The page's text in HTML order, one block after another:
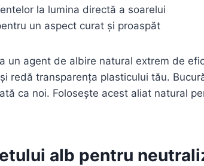
la lumina directă a soarelui
un aspect curat și proaspăt
un agent de albire natural extrem de
redă transparența plasticului tău.
ca noi. Folosește acest aliat natural
alb pentru